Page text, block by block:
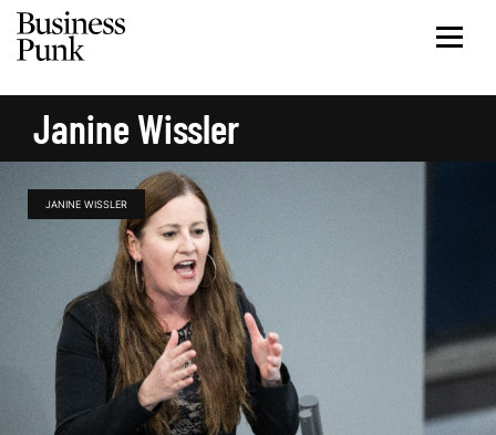
Janine Wissler
JANINE WISSLER